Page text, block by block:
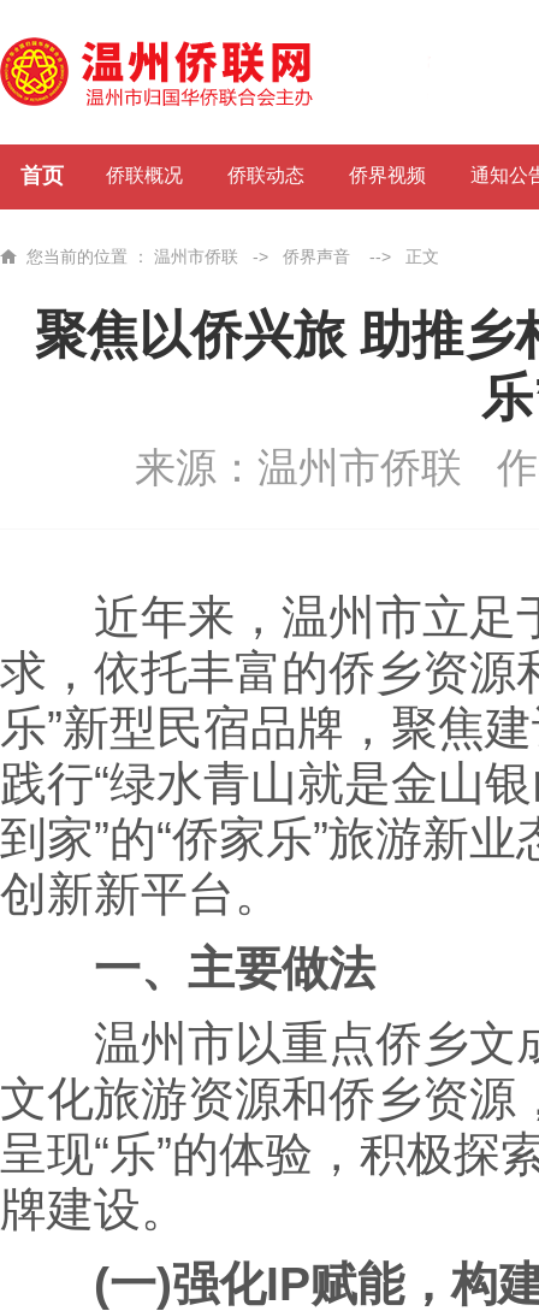
首页 侨联概况 侨联动态 侨界视频 通知公
您当前的位置 ： 温州市侨联 -> 侨界声音 --> 正文
聚焦以侨兴旅 助推
来源：温州市侨联
近年来，温州市立足于
求，依托丰富的侨乡资源
乐”新型民宿品牌，聚焦
践行“绿水青山就是金山
到家”的“侨家乐”旅游新
创新新平台。
一、主要做法
温州市以重点侨乡文
文化旅游资源和侨乡资源
呈现“乐”的体验，积极探
牌建设。
(一)强化IP赋能，构建